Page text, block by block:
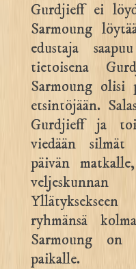
Gurdjieff ei
Sarmoung
edustaja
tietoisena
Sarmoung olisi
etsintöjään.
Gurdjieff ja
viedään silmät
päivän
ryhmänsä
Sarmoung on
paikalle.